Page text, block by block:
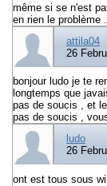
même si se n'est
en rien le problème .
attila04
26
bonjour ludo je te
longtemps que
pas de soucis , et
pas de soucis ,
ludo
26
ont est tous sous